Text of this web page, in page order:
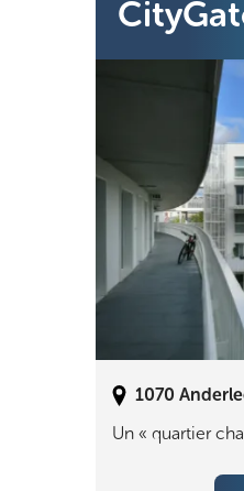
1070
Un « quartier